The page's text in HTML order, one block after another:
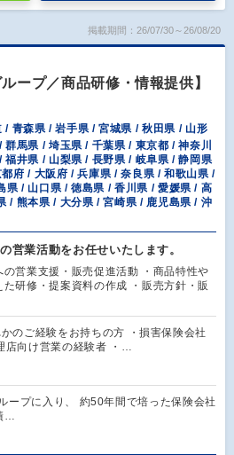
掲載期間：26/07/30～26/08/20
ープ／商品研修・情報提供】
/ 青森県 / 岩手県 / 宮城県 / 秋田県 / 山形
馬県 / 埼玉県 / 千葉県 / 東京都 / 神奈川
福井県 / 山梨県 / 長野県 / 岐阜県 / 静岡県
府 / 大阪府 / 兵庫県 / 奈良県 / 和歌山県 /
県 / 山口県 / 徳島県 / 香川県 / 愛媛県 / 高
/ 熊本県 / 大分県 / 宮崎県 / 鹿児島県 / 沖
営業活動をお任せいたします。
の営業支援・販売促進活動 ・商品特性や
研修・提案資料の作成 ・販売方針・販
のご経験をお持ちの方 ・損害保険会社
店向け営業の経験者 ・…
ープに入り、 約50年間で培った保険会社
…